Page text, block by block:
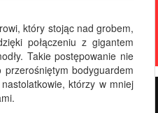
który stojąc nad grobem,
połączeniu z gigantem
Takie postępowanie nie
bodyguardem
którzy w mniej